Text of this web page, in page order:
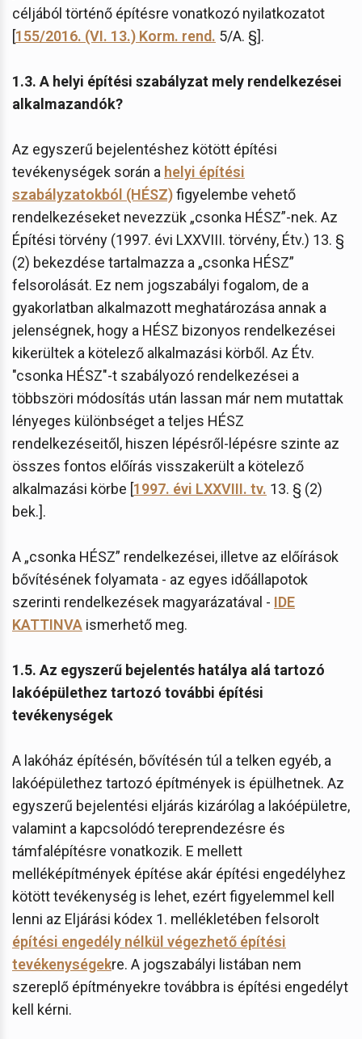
céljából történő építésre vonatkozó nyilatkozatot
[155/2016. (VI. 13.) Korm. rend. 5/A. §].
1.3. A helyi építési szabályzat mely rendelkezései
alkalmazandók?
Az egyszerű bejelentéshez kötött építési
tevékenységek során a helyi építési
szabályzatokból (HÉSZ)figyelembe vehető
rendelkezéseket nevezzük „csonka HÉSZ”-nek. Az
Építési törvény (1997. évi LXXVIII. törvény, Étv.) 13. §
(2) bekezdése tartalmazza a „csonka HÉSZ”
felsorolását. Ez nem jogszabályi fogalom, de a
gyakorlatban alkalmazott meghatározása annak a
jelenségnek, hogy a HÉSZ bizonyos rendelkezései
kikerültek a kötelező alkalmazási körből. Az Étv.
"csonka HÉSZ"-t szabályozó rendelkezései a
többszöri módosítás után lassan már nem mutattak
lényeges különbséget a teljes HÉSZ
rendelkezéseitől, hiszen lépésről-lépésre szinte az
összes fontos előírás visszakerült a kötelező
alkalmazási körbe [1997. évi LXXVIII. tv. 13. § (2)
bek.].
A „csonka HÉSZ” rendelkezései, illetve az előírások
bővítésének folyamata - az egyes időállapotok
szerinti rendelkezések magyarázatával - IDE
KATTINVA ismerhető meg.
1.5. Az egyszerű bejelentés hatálya alá tartozó
lakóépülethez tartozó további építési
tevékenységek
A lakóház építésén, bővítésén túl a telken egyéb, a
lakóépülethez tartozó építmények is épülhetnek. Az
egyszerű bejelentési eljárás kizárólag a lakóépületre,
valamint a kapcsolódó tereprendezésre és
támfalépítésre vonatkozik. E mellett
melléképítmények építése akár építési engedélyhez
kötött tevékenység is lehet, ezért figyelemmel kell
lenni az Eljárási kódex 1. mellékletében felsorolt
építési engedély nélkül végezhető építési
tevékenységekre. A jogszabályi listában nem
szereplő építményekre továbbra is építési engedélyt
kell kérni.